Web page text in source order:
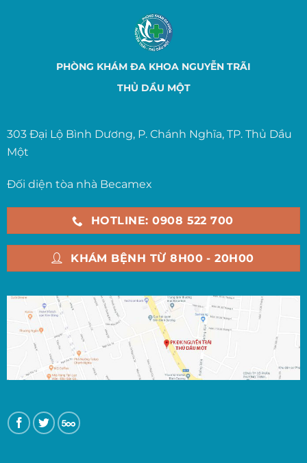
PHÒNG KHÁM ĐA KHOA NGUYỄN TRÃI
THỦ DẦU MỘT
303 Đại Lộ Bình Dương, P. Chánh Nghĩa, TP. Thủ Dầu
Một
Đối diện tòa nhà Becamex
HOTLINE: 0908 522 700
KHÁM BỆNH TỪ 8H00 - 20H00